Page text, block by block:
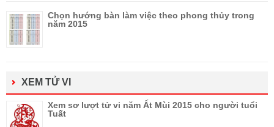
Chọn hướng bàn làm việc theo phong thủy trong
năm 2015
XEM TỬ VI
Xem sơ lượt tử vi năm Ất Mùi 2015 cho người tuổi
Tuất